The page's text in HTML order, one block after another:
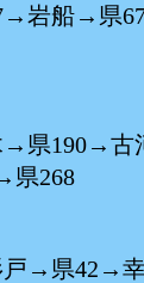
岩船→県
県190→
県268
→県42→